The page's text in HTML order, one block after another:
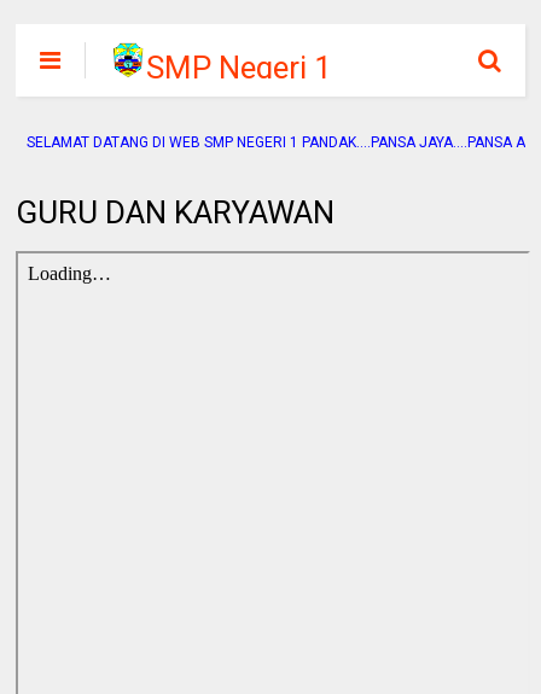
SMP Negeri 1
Pandak
DATANG DI WEB SMP NEGERI 1 PANDAK....PANSA JAYA....PANSA
GURU DAN KARYAWAN